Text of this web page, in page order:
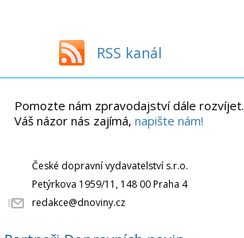
RSS kanál
Pomozte nám zpravodajství dále rozvíjet.
Váš názor nás zajímá, napište nám!
České dopravní vydavatelství s.r.o.
Petýrkova 1959/11, 148 00 Praha 4
redakce@dnoviny.cz